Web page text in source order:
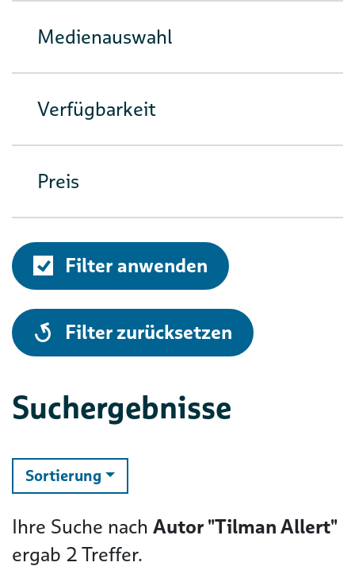
Medienauswahl
Verfügbarkeit
Preis
Filter anwenden
alle
Filter zurücksetzen
Suchergebnisse
Sortierung ändern
Ihre Suche nach Autor "Tilman Allert"
ergab 2Treffer.